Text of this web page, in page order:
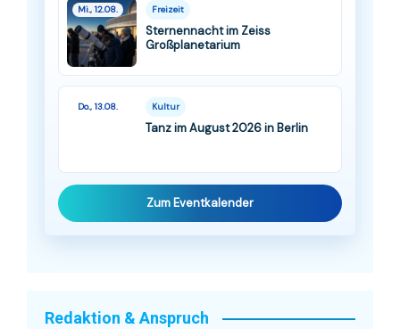
Mi., 12.08. Freizeit
Sternennacht im Zeiss
Großplanetarium
Do., 13.08. Kultur
Tanz im August 2026 in Berlin
Zum Eventkalender
Redaktion & Anspruch